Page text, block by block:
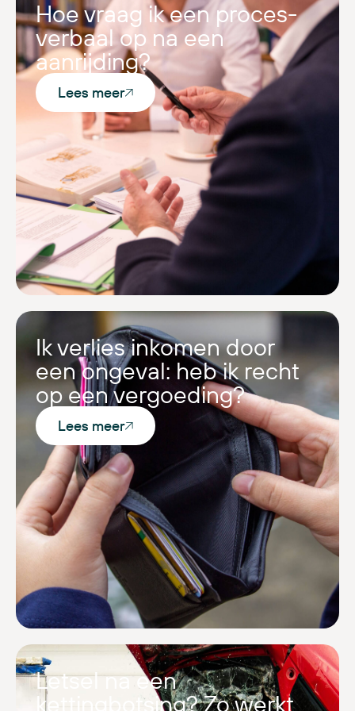
Hoe vraag ik een proces-
verbaal op na een
aanrijding?
Lees meer
Ik verlies inkomen door
een ongeval: heb ik recht
op een vergoeding?
Lees meer
Letsel na een
kettingbotsing? Zo werkt